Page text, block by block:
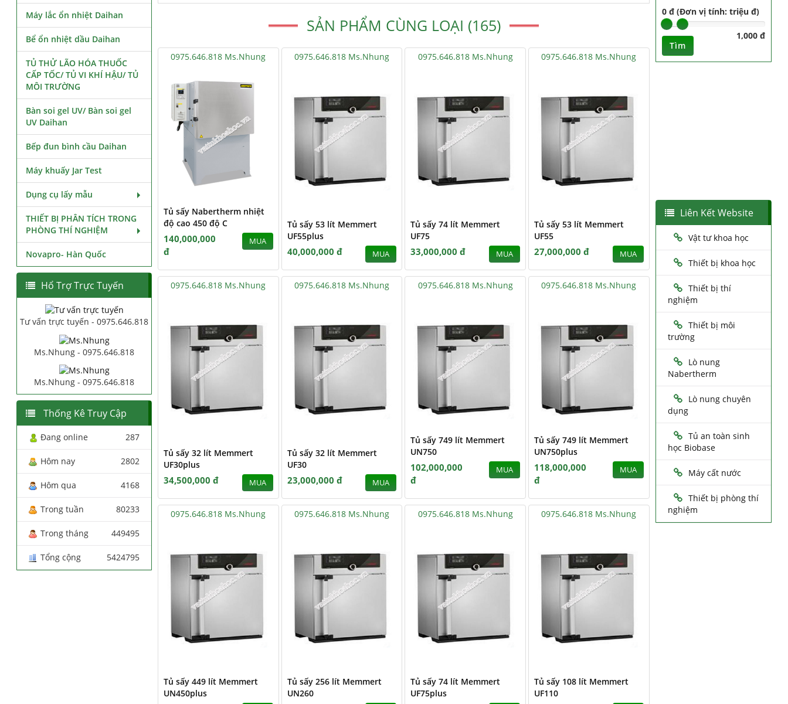
SẢN PHẨM CÙNG LOẠI (165)
0975.646.818 Ms.Nhung
Tủ sấy Nabertherm nhiệt
độ cao 450 độ C
140,000,000
đ
MUA
0975.646.818 Ms.Nhung
Tủ sấy 53 lít Memmert
UF55plus
40,000,000 đ MUA
0975.646.818 Ms.Nhung
Tủ sấy 74 lít Memmert
UF75
33,000,000 đ MUA
0975.646.818 Ms.Nhung
Tủ sấy 53 lít Memmert
UF55
27,000,000 đ MUA
0975.646.818 Ms.Nhung
Tủ sấy 32 lít Memmert
UF30plus
34,500,000 đ MUA
0975.646.818 Ms.Nhung
Tủ sấy 32 lít Memmert
UF30
23,000,000 đ MUA
0975.646.818 Ms.Nhung
Tủ sấy 749 lít Memmert
UN750
102,000,000
đ
MUA
0975.646.818 Ms.Nhung
Tủ sấy 749 lít Memmert
UN750plus
118,000,000
đ
MUA
0975.646.818 Ms.Nhung
Tủ sấy 449 lít Memmert
UN450plus
0975.646.818 Ms.Nhung
Tủ sấy 256 lít Memmert
UN260
0975.646.818 Ms.Nhung
Tủ sấy 74 lít Memmert
UF75plus
0975.646.818 Ms.Nhung
Tủ sấy 108 lít Memmert
UF110
Máy lắc ổn nhiệt Daihan
Bể ổn nhiệt dầu Daihan
TỦ THỬ LÃO HÓA THUỐC
CẤP TỐC/ TỦ VI KHÍ HẬU/ TỦ
MÔI TRƯỜNG
Bàn soi gel UV/ Bàn soi gel
UV Daihan
Bếp đun bình cầu Daihan
Máy khuấy Jar Test
Dụng cụ lấy mẫu
THIẾT BỊ PHÂN TÍCH TRONG
PHÒNG THÍ NGHIỆM
Novapro- Hàn Quốc
Hổ Trợ Trực Tuyến
Tư vấn trực tuyến - 0975.646.818
Ms.Nhung - 0975.646.818
Ms.Nhung - 0975.646.818
Thống Kê Truy Cập
Đang online 287
Hôm nay 2802
Hôm qua 4168
Trong tuần 80233
Trong tháng 449495
Tổng cộng 5424795
0 đ (Đơn vị tính: triệu đ)
1,000 đ
Tìm
Liên Kết Website
Vật tư khoa học
Thiết bị khoa học
Thiết bị thí
nghiệm
Thiết bị môi
trường
Lò nung
Nabertherm
Lò nung chuyên
dụng
Tủ an toàn sinh
học Biobase
Máy cất nước
Thiết bị phòng thí
nghiệm